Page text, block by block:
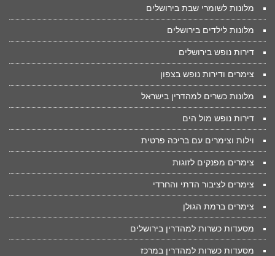
מלונות לשומרי שבת בירושלים
מלונות לילדים בירושלים
דירות נופש בירושלים
צימרים ודירות נופש בצפון
מלונות כשרים למהדרין בישראל
דירות נופש מול הים
וילות וצימרים עם בריכה פרטית
צימרים מפנקים לזוגות
צימרים לציבור הדתי והחרדי
צימרים ברמת הגולן
מסעדות כשרות למהדרין בירושלים
מסעדות כשרות למהדרין במרכז